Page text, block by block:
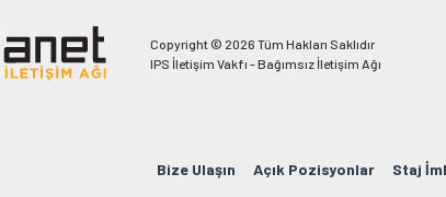
Copyright © 2026 Tüm Hakları Saklıdır
IPS İletişim Vakfı - Bağımsız İletişim Ağı
Bize Ulaşın Açık Pozisyonlar Staj